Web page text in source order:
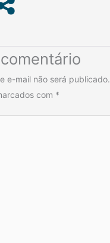
e-mail não será publicado.
com *